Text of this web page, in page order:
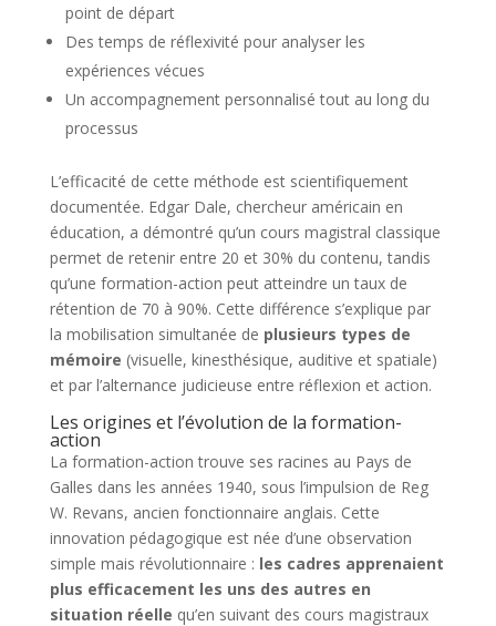
point de départ
Des temps de réflexivité pour analyser les
expériences vécues
Un accompagnement personnalisé tout au long du
processus
L’efficacité de cette méthode est scientifiquement
documentée. Edgar Dale, chercheur américain en
éducation, a démontré qu’un cours magistral classique
permet de retenir entre 20 et 30% du contenu, tandis
qu’une formation-action peut atteindre un taux de
rétention de 70 à 90%. Cette différence s’explique par
la mobilisation simultanée de plusieurs types de
mémoire (visuelle, kinesthésique, auditive et spatiale)
et par l’alternance judicieuse entre réflexion et action.
Les origines et l’évolution de la formation-
action
La formation-action trouve ses racines au Pays de
Galles dans les années 1940, sous l’impulsion de Reg
W. Revans, ancien fonctionnaire anglais. Cette
innovation pédagogique est née d’une observation
simple mais révolutionnaire : les cadres apprenaient
plus efficacement les uns des autres en
situation réelle qu’en suivant des cours magistraux